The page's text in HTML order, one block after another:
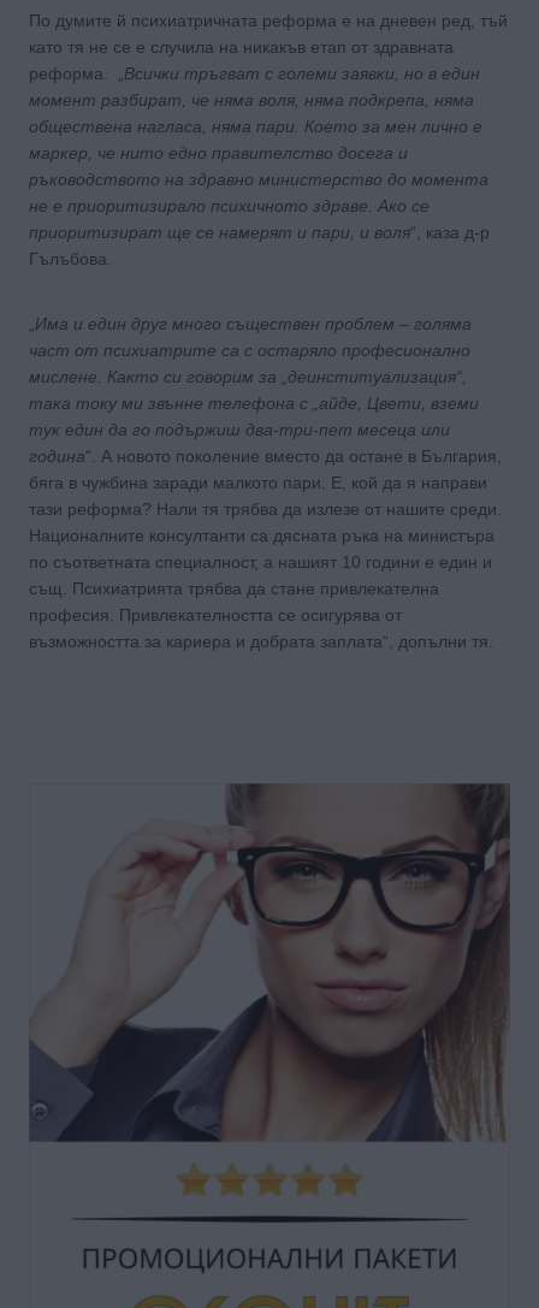
По думите й психиатричната реформа е на дневен ред, тъй
като тя не се е случила на никакъв етап от здравната
реформа. „ Всички тръгват с големи заявки, но в един
момент разбират, че няма воля, няма подкрепа, няма
обществена нагласа, няма пари. Което за мен лично е
маркер, че нито едно правителство досега и
ръководството на здравно министерство до момента
не е приоритизирало психичното здраве. Ако се
приоритизират ще се намерят и пари, и воля“, каза д-р
Гълъбова.
Има и един друг много съществен проблем – голяма
част от психиатрите са с остаряло професионално
мислене. Както си говорим за „деинституализация“,
така току ми звънне телефона с „айде, Цвети, вземи
тук един да го подържиш два-три-пет месеца или
година“. А новото поколение вместо да остане в България,
бяга в чужбина заради малкото пари. Е, кой да я направи
тази реформа? Нали тя трябва да излезе от нашите среди.
Националните консултанти са дясната ръка на министъра
по съответната специалност, а нашият 10 години е един и
същ. Психиатрията трябва да стане привлекателна
професия. Привлекателността се осигурява от
възможността за кариера и добрата заплата“, допълни тя.